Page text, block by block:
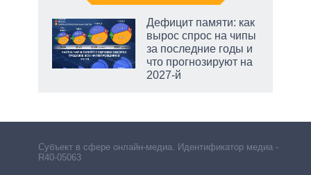
Дефицит памяти: как
вырос спрос на чипы
за последние годы и
что прогнозируют на
2027-й
Субъект в сфере онлайн-медиа. Идентификатор медиа –
R40-05063